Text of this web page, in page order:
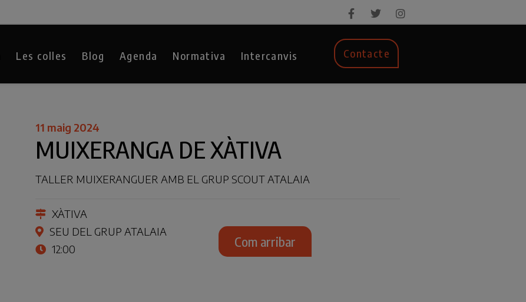
Les colles Blog Agenda Normativa Intercanvis Contacte
11 maig 2024
MUIXERANGA DE XÀTIVA
TALLER MUIXERANGUER AMB EL GRUP SCOUT ATALAIA
XÀTIVA
SEU DEL GRUP ATALAIA
12:00
Com arribar